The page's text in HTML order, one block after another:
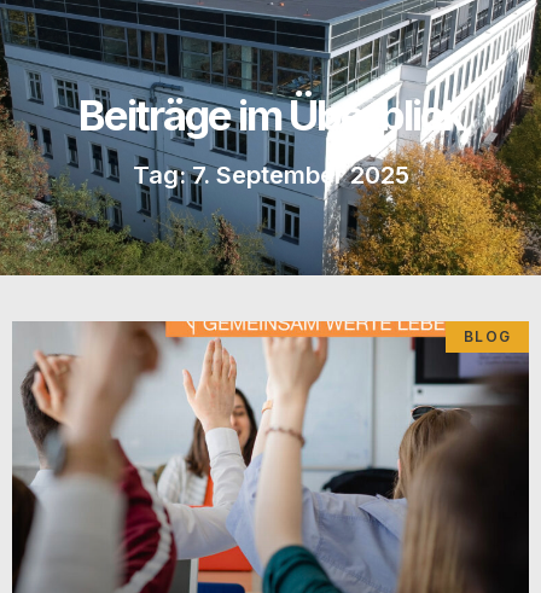
Beiträge im Überblick
Tag: 7. September 2025
BLOG